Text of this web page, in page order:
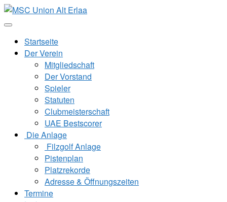
Zum
Inhalt
Startseite
Der Verein
Mitgliedschaft
Der Vorstand
Spieler
Statuten
Clubmeisterschaft
UAE Bestscorer
Die Anlage
Filzgolf Anlage
Pistenplan
Platzrekorde
Adresse & Öffnungszeiten
Termine